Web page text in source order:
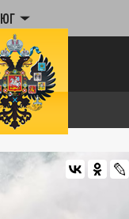
ЮГ